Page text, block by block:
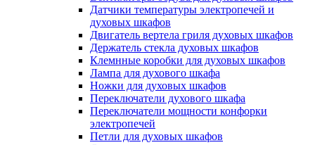
Датчики температуры электропечей и
духовых шкафов
Двигатель вертела гриля духовых шкафов
Держатель стекла духовых шкафов
Клемнные коробки для духовых шкафов
Лампа для духового шкафа
Ножки для духовых шкафов
Переключатели духового шкафа
Переключатели мощности конфорки
электропечей
Петли для духовых шкафов